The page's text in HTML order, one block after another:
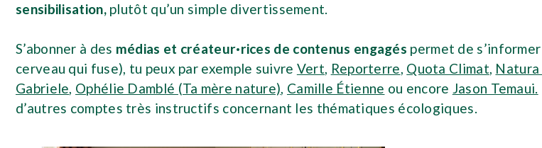
sensibilisation,plutôt qu’un simple divertissement.
S’abonner à des médias et créateur·rices de contenus engagés permet de
cerveau qui fuse), tu peux par exemple suivre Vert, Reporterre, Quota Climat, Natura
Gabriele, Ophélie Damblé (Ta mère nature), Camille Étienne ou encore Jason Temaui.
d’autres comptes très instructifs concernant les thématiques écologiques.